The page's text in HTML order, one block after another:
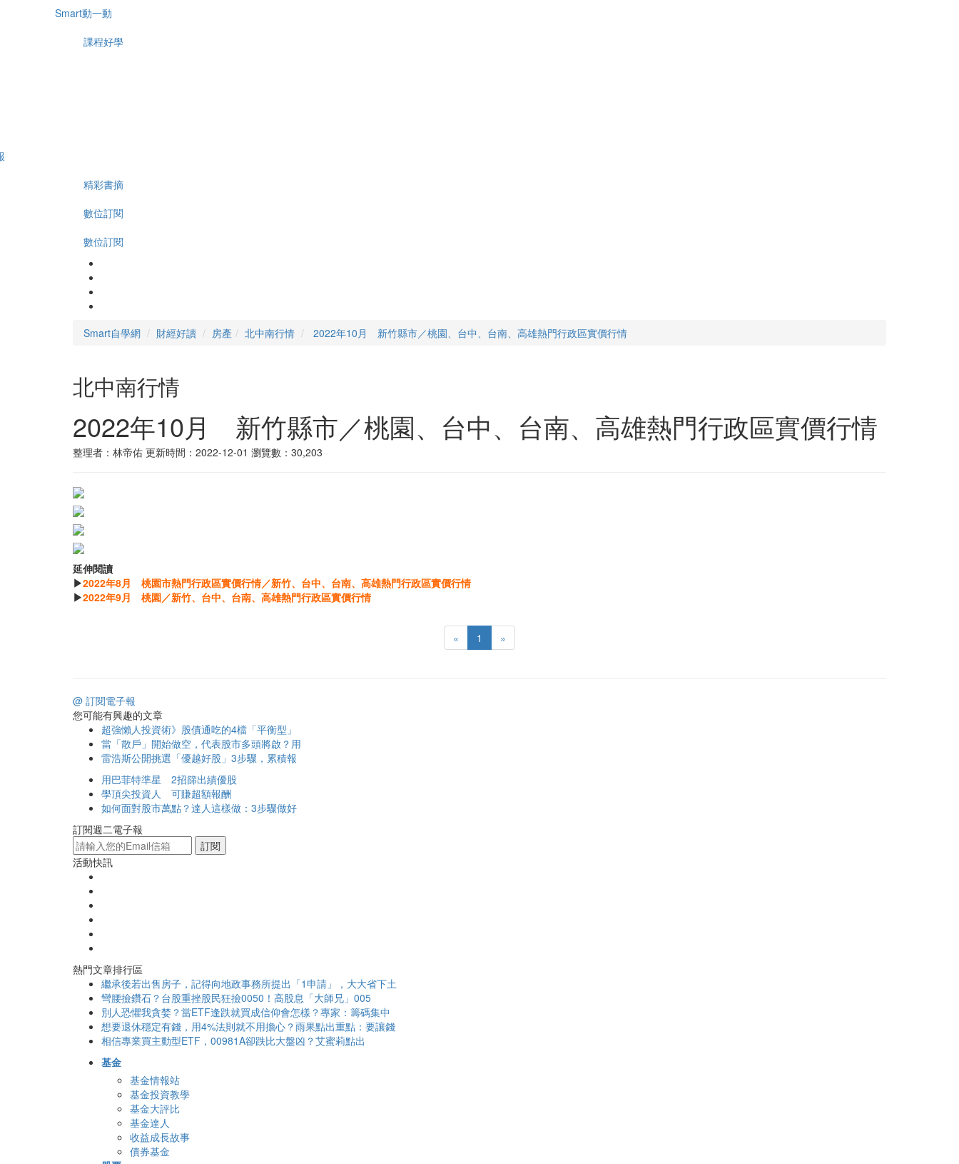
Smart動一動
課程好學
精彩書摘
數位訂閱
數位訂閱
Smart自學網 財經好讀 房產 北中南行情 2022年10月 新竹縣市／桃園、台中、台南、高雄熱門行政區實價行情
北中南行情
2022年10月 新竹縣市／桃園、台中、台南、高雄熱門行政區實價行情
整理者：林帝佑 更新時間：2022-12-01 瀏覽數：30,203
延伸閱讀
▶2022年8月 桃園市熱門行政區實價行情／新竹、台中、台南、高雄熱門行政區實價行情
▶2022年9月 桃園／新竹、台中、台南、高雄熱門行政區實價行情
« 1 »
@ 訂閱電子報
您可能有興趣的文章
超強懶人投資術》股債通吃的4檔「平衡型」
當「散戶」開始做空，代表股市多頭將啟？用
雷浩斯公開挑選「優越好股」3步驟，累積報
用巴菲特準星 2招篩出績優股
學頂尖投資人 可賺超額報酬
如何面對股市萬點？達人這樣做：3步驟做好
訂閱週二電子報
訂閱
活動快訊
熱門文章排行區
繼承後若出售房子，記得向地政事務所提出「1申請」，大大省下土
彎腰撿鑽石？台股重挫股民狂撿0050！高股息「大師兄」005
別人恐懼我貪婪？當ETF逢跌就買成信仰會怎樣？專家：籌碼集中
想要退休穩定有錢，用4%法則就不用擔心？雨果點出重點：要讓錢
相信專業買主動型ETF，00981A卻跌比大盤凶？艾蜜莉點出
基金
基金情報站
基金投資教學
基金大評比
基金達人
收益成長故事
債券基金